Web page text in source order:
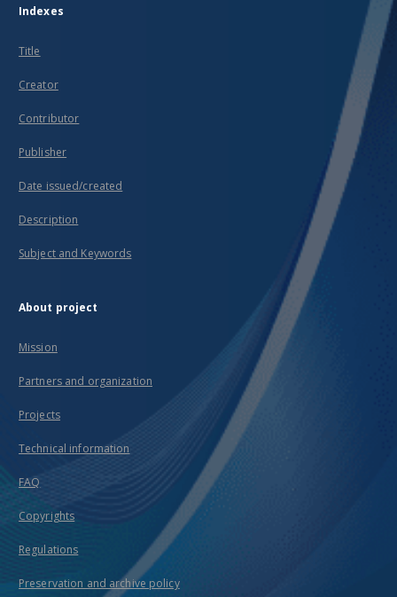
Indexes
Title
Creator
Contributor
Publisher
Date issued/created
Description
Subject and Keywords
About project
Mission
Partners and organization
Projects
Technical information
FAQ
Copyrights
Regulations
Preservation and archive policy